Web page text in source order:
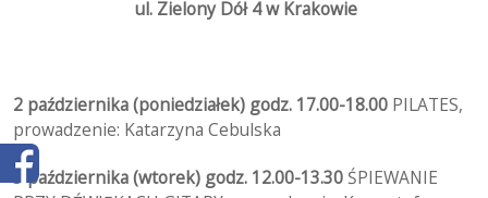
ul. Zielony Dół 4 w Krakowie
2 października (poniedziałek) godz. 17.00-18.00 PILATES,
prowadzenie: Katarzyna Cebulska
3 października (wtorek) godz. 12.00-13.30 ŚPIEWANIE